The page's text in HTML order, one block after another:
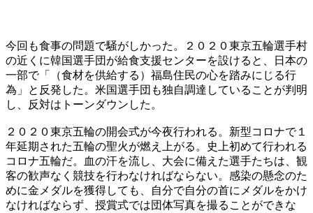
今回も食事の問題で騒がしかった。２０２０東京五輪選手村
の近くに韓国選手団が給食支援センターを設けると、日本の
一部で「（食材を供給する）福島住民の心を踏みにじる行
為」と反発した。米国選手団も独自調達していることが判明
し、反対はトーンダウンした。
２０２０東京五輪の開会式が今夜行われる。新型コロナで１
年延期された五輪の聖火が燃え上がる。史上初めて行われる
コロナ五輪だ。血の汗を流し、大会に備えた選手たちは、観
客の歓声なく競技を行わなければならない。感染の懸念のた
めに金メダルを獲得しても、自分で自分の首にメダルをかけ
なければならず、授賞式では団体写真を撮ることができな